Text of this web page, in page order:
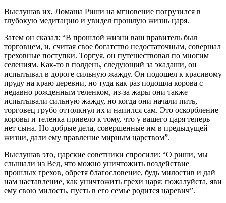
Выслушав их, Ломаша Риши на мгновение погрузился в
глубокую медитацию и увидел прошлую жизнь царя.
Затем он сказал: “В прошлой жизни ваш правитель был
торговцем, и, считая свое богатство недостаточным, совершал
греховные поступки. Торгуя, он путешествовал по многим
селениям. Как-то в полдень, следующий за экадаши, он
испытывал в дороге сильную жажду. Он подошел к красивому
пруду на краю деревни, но туда как раз подошла корова с
недавно рожденным теленком, из-за жары они также
испытывали сильную жажду, но когда они начали пить,
торговец грубо оттолкнул их и напился сам. Это оскорбление
коровы и теленка привело к тому, что у вашего царя теперь
нет сына. Но добрые дела, совершенные им в предыдущей
жизни, дали ему правление мирным царством”.
Выслушав это, царские советники спросили: “О риши, мы
слышали из Вед, что можно уничтожить воздействие
прошлых грехов, обретя благословение, будь милостив и дай
нам наставление, как уничтожить грехи царя; пожалуйста, яви
ему свою милость, пусть в его семье родится царевич”.